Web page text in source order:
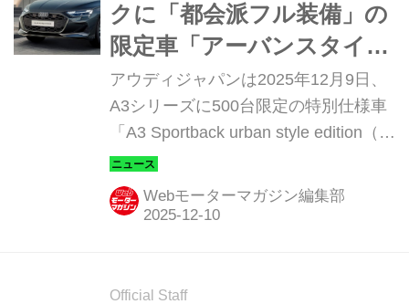
クに「都会派フル装備」の
限定車「アーバンスタイル
エディション」登場
アウディジャパンは2025年12月9日、
A3シリーズに500台限定の特別仕様車
「A3 Sportback urban style edition（エ
ースリー スポーツバック アーバンス
タイルエディション）」を発表した。
人気オプションを戦略的に組み合わ
た装備を凝縮した内容が特徴だ。
Webモーターマガジン編集部
Official Staff